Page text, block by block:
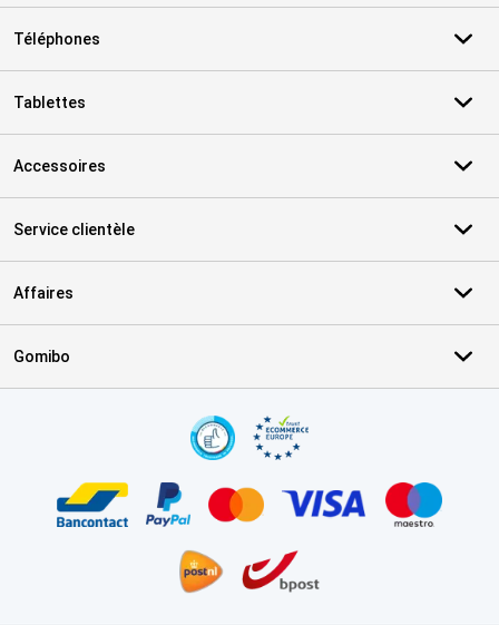
Téléphones
Tablettes
Accessoires
Service clientèle
Affaires
Gomibo